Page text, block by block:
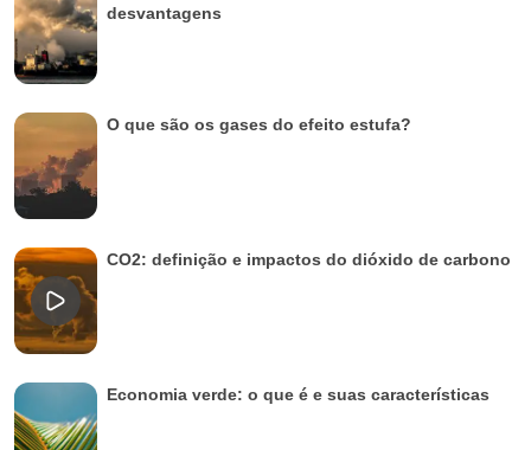
desvantagens
O que são os gases do efeito estufa?
CO2: definição e impactos do dióxido de carbono
Economia verde: o que é e suas características